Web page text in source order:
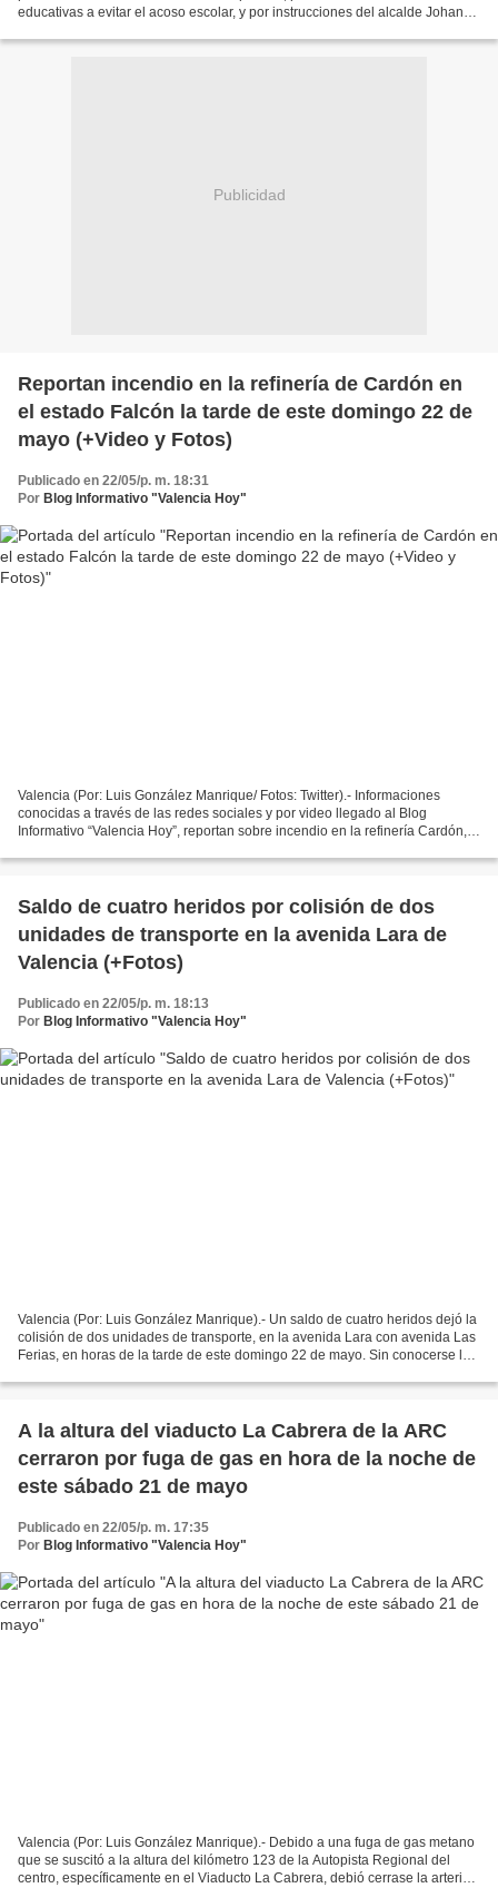
educativas a evitar el acoso escolar, y por instrucciones del alcalde Johan
Publicidad
Reportan incendio en la refinería de Cardón en
el estado Falcón la tarde de este domingo 22 de
mayo (+Video y Fotos)
Publicado en 22/05/p. m. 18:31
Por Blog Informativo "Valencia Hoy"
Valencia (Por: Luis González Manrique/ Fotos: Twitter).- Informaciones
conocidas a través de las redes sociales y por video llegado al Blog
Informativo “Valencia Hoy”, reportan sobre incendio en la refinería Cardón,
Saldo de cuatro heridos por colisión de dos
unidades de transporte en la avenida Lara de
Valencia (+Fotos)
Publicado en 22/05/p. m. 18:13
Por Blog Informativo "Valencia Hoy"
Valencia (Por: Luis González Manrique).- Un saldo de cuatro heridos dejó la
colisión de dos unidades de transporte, en la avenida Lara con avenida Las
Ferias, en horas de la tarde de este domingo 22 de mayo. Sin conocerse la
A la altura del viaducto La Cabrera de la ARC
cerraron por fuga de gas en hora de la noche de
este sábado 21 de mayo
Publicado en 22/05/p. m. 17:35
Por Blog Informativo "Valencia Hoy"
Valencia (Por: Luis González Manrique).- Debido a una fuga de gas metano
que se suscitó a la altura del kilómetro 123 de la Autopista Regional del
centro, específicamente en el Viaducto La Cabrera, debió cerrase la arteria